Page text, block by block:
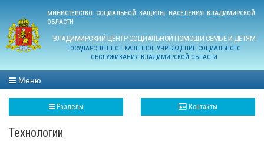
МИНИСТЕРСТВО СОЦИАЛЬНОЙ ЗАЩИТЫ НАСЕЛЕНИЯ ВЛАДИМИРСКОЙ
ОБЛАСТИ
ВЛАДИМИРСКИЙ ЦЕНТР СОЦИАЛЬНОЙ ПОМОЩИ СЕМЬЕ И ДЕТЯМ
ГОСУДАРСТВЕННОЕ КАЗЕННОЕ УЧРЕЖДЕНИЕ СОЦИАЛЬНОГО
ОБСЛУЖИВАНИЯ ВЛАДИМИРСКОЙ ОБЛАСТИ
Меню
Разделы Контакты
Технологии